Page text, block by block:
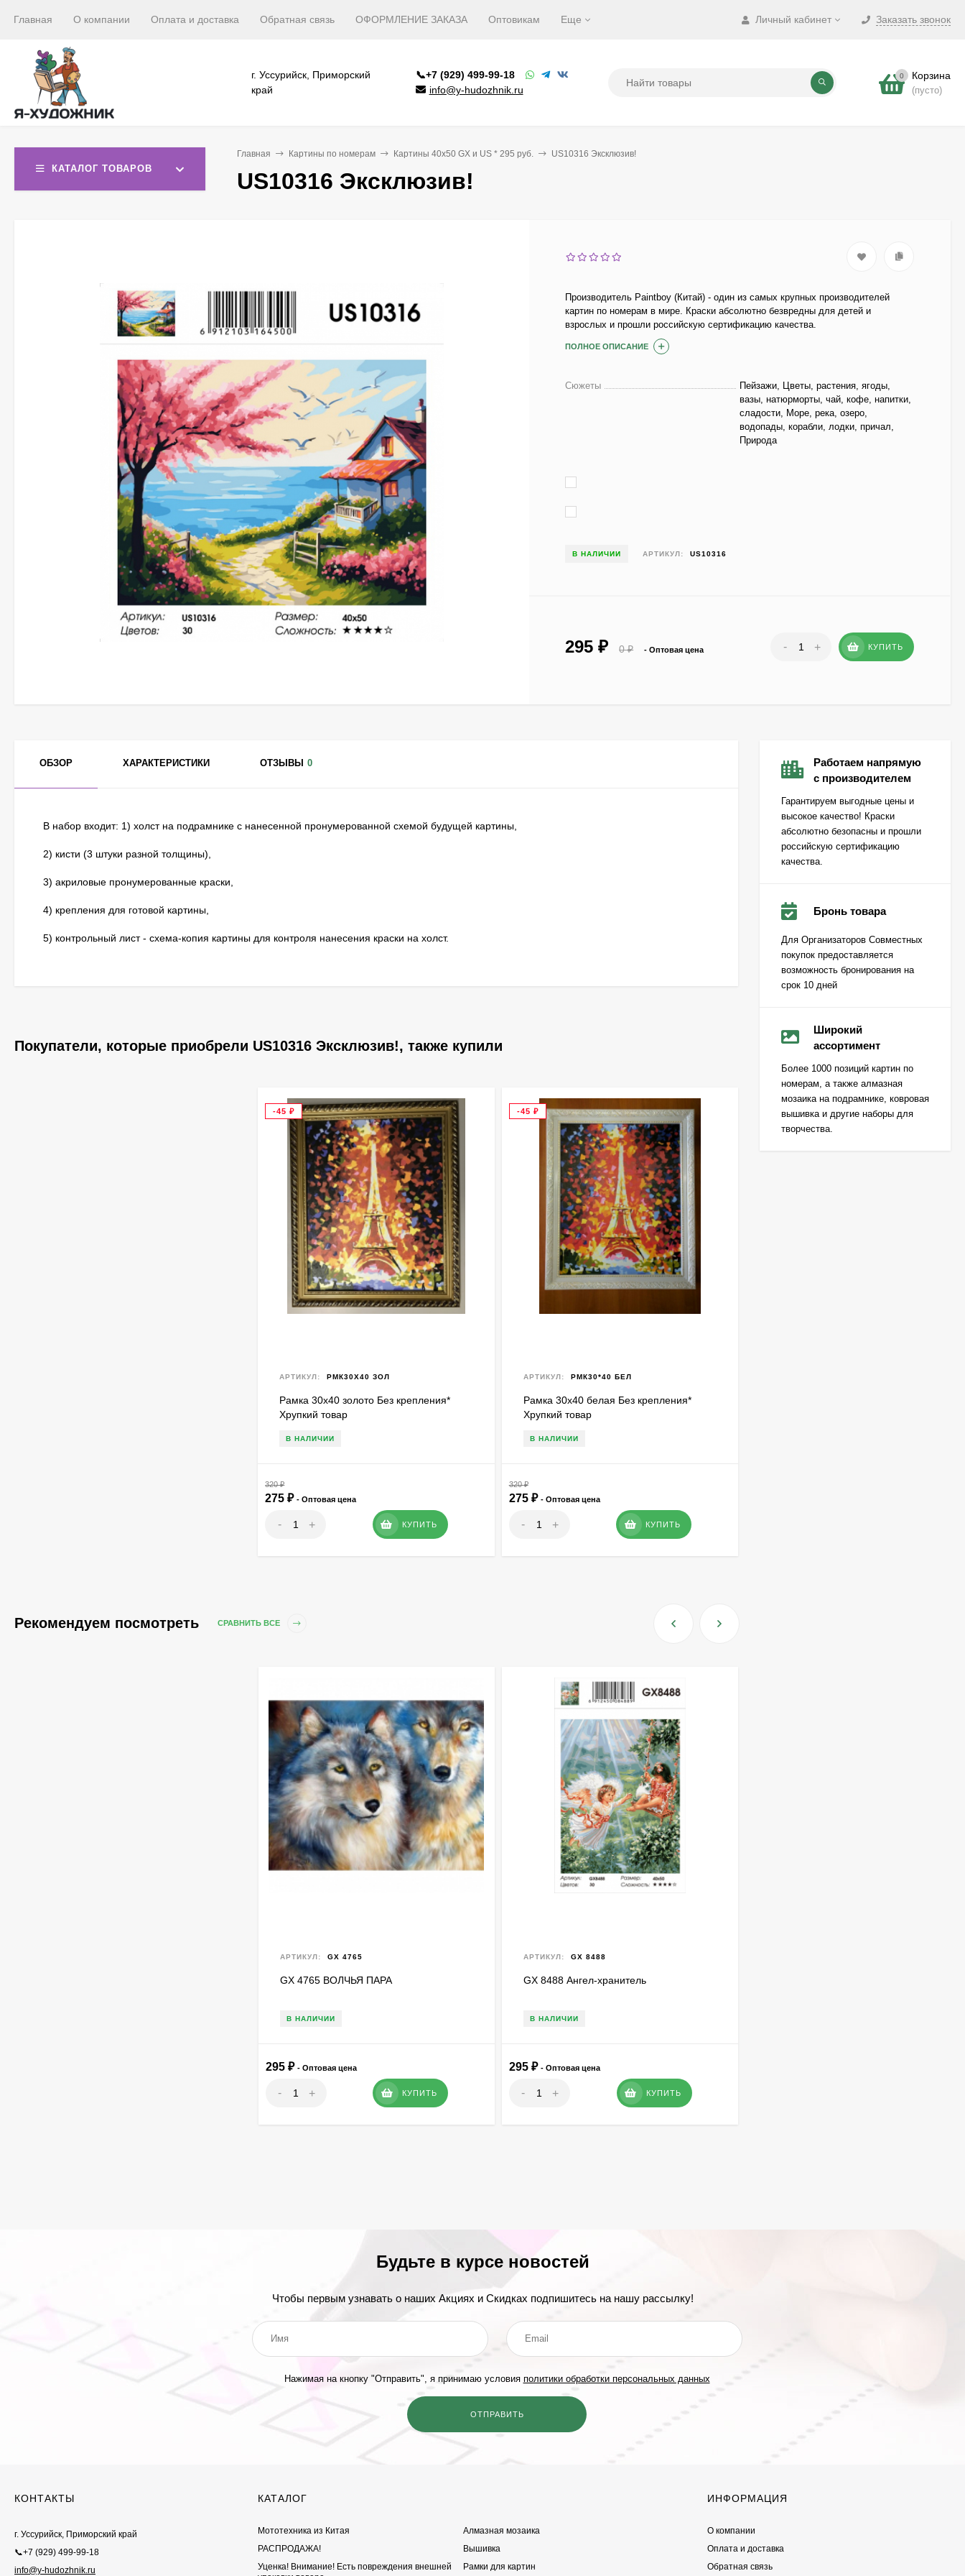
Личный кабинет Заказать звонок
Главная О компании Оплата и доставка Обратная связь ОФОРМЛЕНИЕ ЗАКАЗА Оптовикам Еще
г. Уссурийск, Приморский
край
📞+7 (929) 499-99-18
info@y-hudozhnik.ru
0 Корзина
(пусто)
КАТАЛОГ ТОВАРОВ
Главная Картины по номерам Картины 40х50 GX и US * 295 руб. US10316 Эксклюзив!
US10316 Эксклюзив!
Производитель Paintboy (Китай) - один из самых крупных производителей
картин по номерам в мире. Краски абсолютно безвредны для детей и
взрослых и прошли российскую сертификацию качества.
ПОЛНОЕ ОПИСАНИЕ
Сюжеты
Пейзажи, Цветы, растения, ягоды,
вазы, натюрморты, чай, кофе, напитки,
сладости, Море, река, озеро,
водопады, корабли, лодки, причал,
Природа
В НАЛИЧИИ АРТИКУЛ: US10316
295₽ 0₽ - Оптовая цена - + КУПИТЬ
ОБЗОР ХАРАКТЕРИСТИКИ ОТЗЫВЫ 0
В набор входит: 1) холст на подрамнике с нанесенной пронумерованной схемой будущей картины,
2) кисти (3 штуки разной толщины),
3) акриловые пронумерованные краски,
4) крепления для готовой картины,
5) контрольный лист - схема-копия картины для контроля нанесения краски на холст.
Покупатели, которые приобрели US10316 Эксклюзив!, также купили
-45₽
АРТИКУЛ: РМК30Х40 ЗОЛ
Рамка 30х40 золото Без крепления*
Хрупкий товар
В НАЛИЧИИ
320₽
275₽ - Оптовая цена
- + КУПИТЬ
-45 ₽
АРТИКУЛ: РМК30*40 БЕЛ
Рамка 30х40 белая Без крепления*
Хрупкий товар
В НАЛИЧИИ
320₽
275 ₽ - Оптовая цена
- + КУПИТЬ
Рекомендуем посмотреть СРАВНИТЬ ВСЕ
АРТИКУЛ: GX 4765
GX 4765 ВОЛЧЬЯ ПАРА
В НАЛИЧИИ
295 ₽ - Оптовая цена
- + КУПИТЬ
АРТИКУЛ: GX 8488
GX 8488 Ангел-хранитель
В НАЛИЧИИ
295 ₽ - Оптовая цена
- + КУПИТЬ
Работаем напрямую
с производителем
Гарантируем выгодные цены и
высокое качество! Краски
абсолютно безопасны и прошли
российскую сертификацию
качества.
Бронь товара
Для Организаторов Совместных
покупок предоставляется
возможность бронирования на
срок 10 дней
Широкий
ассортимент
Более 1000 позиций картин по
номерам, а также алмазная
мозаика на подрамнике, ковровая
вышивка и другие наборы для
творчества.
Будьте в курсе новостей
Чтобы первым узнавать о наших Акциях и Скидках подпишитесь на нашу рассылку!
Нажимая на кнопку "Отправить", я принимаю условия политики обработки персональных данных
КОНТАКТЫ
г. Уссурийск, Приморский край
📞+7 (929) 499-99-18
info@y-hudozhnik.ru
КАТАЛОГ
Мототехника из Китая
РАСПРОДАЖА!
Уценка! Внимание! Есть повреждения внешней
Алмазная мозаика
Вышивка
Рамки для картин
ИНФОРМАЦИЯ
О компании
Оплата и доставка
Обратная связь